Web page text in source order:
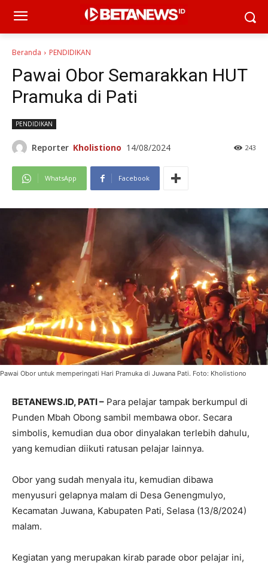
Beranda PENDIDIKAN
Pawai Obor Semarakkan HUT
Pramuka di Pati
PENDIDIKAN
Reporter Kholistiono 14/08/2024 243
WhatsApp Facebook
Pawai Obor untuk memperingati Hari Pramuka di Juwana Pati. Foto: Kholistiono
BETANEWS.ID, PATI – Para pelajar tampak berkumpul di
Punden Mbah Obong sambil membawa obor. Secara
simbolis, kemudian dua obor dinyalakan terlebih dahulu,
yang kemudian diikuti ratusan pelajar lainnya.
Obor yang sudah menyala itu, kemudian dibawa
menyusuri gelapnya malam di Desa Genengmulyo,
Kecamatan Juwana, Kabupaten Pati, Selasa (13/8/2024)
malam.
Kegiatan yang merupakan kirab parade obor pelajar ini,